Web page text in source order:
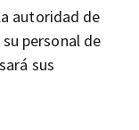
autoridad de
personal de
sus